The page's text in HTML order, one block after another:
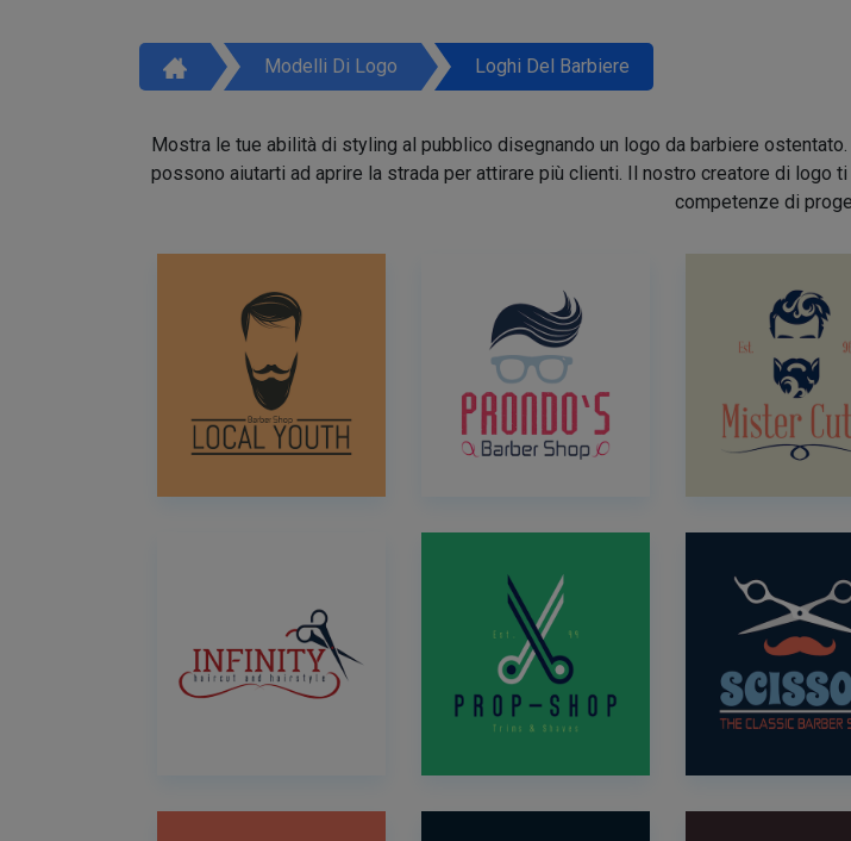
Modelli Di Logo Loghi Del Barbiere
Mostra le tue abilità di styling al pubblico disegnando un logo da barbiere
possono aiutarti ad aprire la strada per attirare più clienti. Il nostro creatore di logo
competenze di